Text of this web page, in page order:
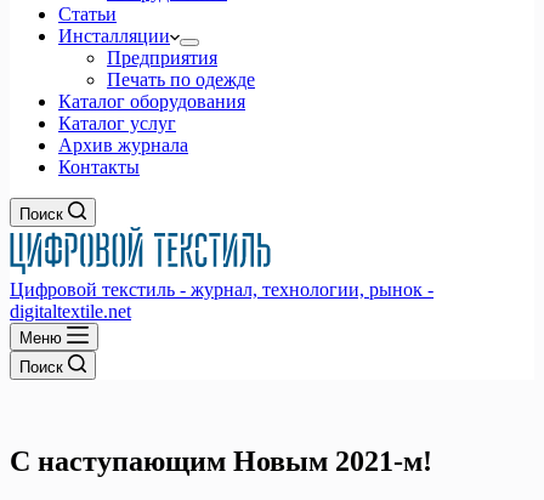
Статьи
Инсталляции
Предприятия
Печать по одежде
Каталог оборудования
Каталог услуг
Архив журнала
Контакты
Поиск
Цифровой текстиль - журнал, технологии, рынок -
digitaltextile.net
Меню
Поиск
С наступающим Новым 2021-м!